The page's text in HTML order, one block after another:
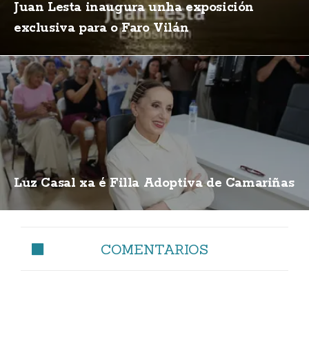
Juan Lesta inaugura unha exposición
exclusiva para o Faro Vilán
Luz Casal xa é Filla Adoptiva de Camariñas
COMENTARIOS